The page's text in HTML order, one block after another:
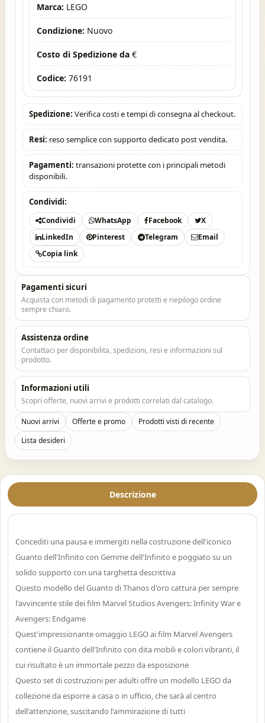
Marca: LEGO
Condizione: Nuovo
Costo di Spedizione da €
Codice: 76191
Spedizione: Verifica costi e tempi di consegna al checkout.
Resi: reso semplice con supporto dedicato post vendita.
Pagamenti: transazioni protette con i principali metodi
disponibili.
Condividi:
Condividi WhatsApp Facebook
X
LinkedIn
Pinterest Telegram
Email
Copia link
Pagamenti sicuri
Acquista con metodi di pagamento protetti e riepilogo ordine
sempre chiaro.
Assistenza ordine
Contattaci per disponibilita, spedizioni, resi e informazioni sul
prodotto.
Informazioni utili
Scopri offerte, nuovi arrivi e prodotti correlati dal catalogo.
Nuovi arrivi Offerte e promo
Prodotti visti di recente
Lista desideri
Descrizione
Concediti una pausa e immergiti nella costruzione dell'iconico
Guanto dell'Infinito con Gemme dell'Infinito e poggiato su un
solido supporto con una targhetta descrittiva
Questo modello del Guanto di Thanos d'oro cattura per sempre
l'avvincente stile dei film Marvel Studios Avengers: Infinity War e
Avengers: Endgame
Quest'impressionante omaggio LEGO ai film Marvel Avengers
contiene il Guanto dell'Infinito con dita mobili e colori vibranti, il
cui risultato è un immortale pezzo da esposizione
Questo set di costruzioni per adulti offre un modello LEGO da
collezione da esporre a casa o in ufficio, che sarà al centro
dell'attenzione, suscitando l'ammirazione di tutti